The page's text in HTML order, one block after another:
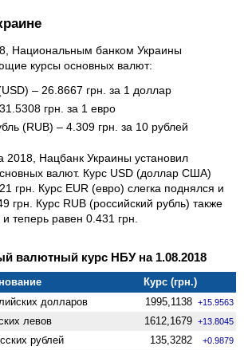
Национальным банком Украины
курсы основных валют:
– 26.8667 грн. за 1 доллар
грн. за 1 евро
(RUB) – 4.309 грн. за 10 рублей
2018, Нацбанк Украины установил
валют. Курс USD (доллар США)
грн. Курс EUR (евро) слегка поднялся и
грн. Курс RUB (российский рубль) также
теперь равен 0.431 грн.
валютный курс НБУ на 1.08.2018
Курс (грн.)
долларов 1995,1138 +15.9563
левов 1612,1679 +13.8045
рублей 135,3282 +0.9879